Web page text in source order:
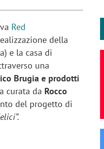
Red
della
e la casa di
una
Brugia e prodotti
curata da Rocco
del progetto di